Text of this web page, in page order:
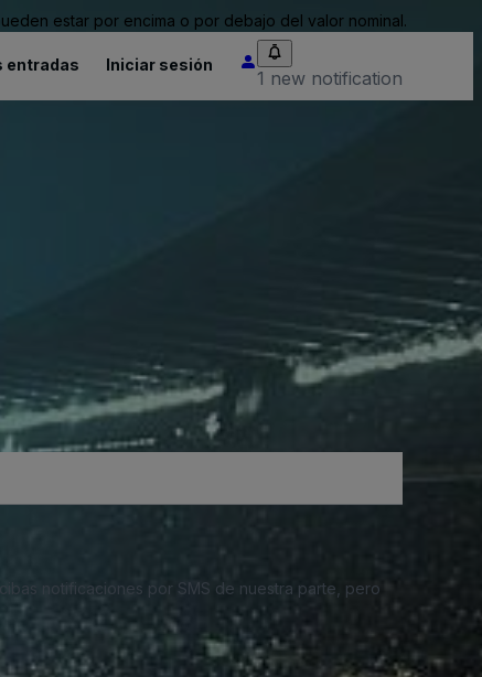
estar por encima o por debajo del valor nominal.
entradas Iniciar sesión
1 new notification
notificaciones por SMS de nuestra parte, pero